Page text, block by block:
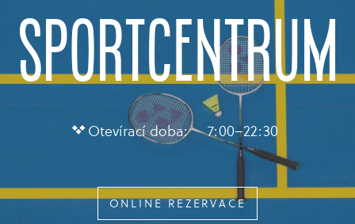
sportcentrum
Otevírací doba: 7:00–22:30
ONLINE REZERVACE